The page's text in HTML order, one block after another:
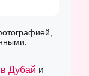
Дубай и